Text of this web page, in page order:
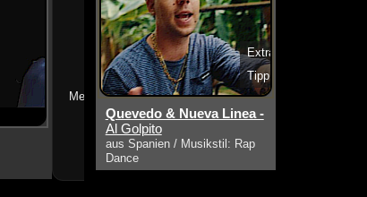
➔
Mehr neue Vids ansehen
Extra
Tipp
Quevedo & Nueva Linea -
Al Golpito
aus Spanien / Musikstil: Rap
Dance